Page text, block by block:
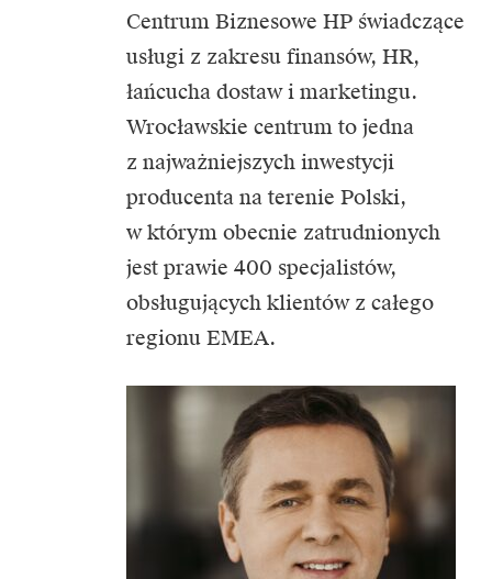
Centrum Biznesowe HP świadczące
usługi z zakresu finansów, HR,
łańcucha dostaw i marketingu.
Wrocławskie centrum to jedna
z najważniejszych inwestycji
producenta na terenie Polski,
w którym obecnie zatrudnionych
jest prawie 400 specjalistów,
obsługujących klientów z całego
regionu EMEA.